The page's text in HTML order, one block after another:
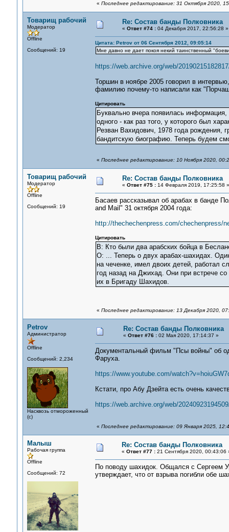
« Последнее редактирование: 31 Октября 2020,
Товарищ рабочий
Модератор
Offline
Сообщений: 19
Re: Состав банды Полковника
« Ответ #74 :04 Декабря 2017, 22:56:28 »
Цитата: Petrov от 06 Сентября 2012, 09:05:14
Мне давно не дает покоя некий таинственный
https://web.archive.org/web/
Торшин в ноябре 2005 говорил в
фамилию почему-то написали как
Цитировать
Буквально вчера появилась
одного - как раз того, у которого был
Резван Вахидович, 1978 года рождения,
бандитскую биографию. Теперь будем
« Последнее редактирование: 10 Ноября 2020,
Товарищ рабочий
Модератор
Offline
Сообщений: 19
Re: Состав банды Полковника
« Ответ #75 :14 Февраля 2019, 17:25:58 »
Басаев рассказывал об арабах в банде
and Mail" 31 октября 2004 года:
http://thechechenpress.com/chechenpress/
Цитировать
В: Кто были два арабских бойца в
О: ... Теперь о двух арабах-шахидах.
на чеченке, имел двоих детей, работал
год назад на Джихад. Они при встрече
их в Бригаду Шахидов.
« Последнее редактирование: 13 Декабря 2020,
Petrov
Администратор
Offline
Сообщений: 2,234
Насквозь отмороженный
(с)
Re: Состав банды Полковника
« Ответ #76 :02 Мая 2020, 17:14:37 »
Документальный фильм "Псы войны" об
Фаруха.
https://www.youtube.com/
Кстати, про Абу Дзейта есть очень
https://web.archive.org/web/
« Последнее редактирование: 09 Января 2025,
Малыш
Рабочая группа
Offline
Сообщений: 72
Re: Состав банды Полковника
« Ответ #77 :21 Сентября 2020, 00:43:06
По поводу шахидок. Общался с Сергеем
утверждает, что от взрыва погибли обе